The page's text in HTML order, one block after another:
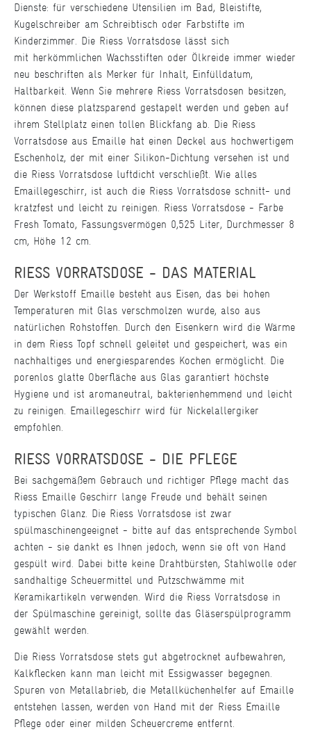
Dienste: für verschiedene Utensilien im Bad, Bleistifte,
Kugelschreiber am Schreibtisch oder Farbstifte im
Kinderzimmer. Die Riess Vorratsdose lässt sich
mit herkömmlichen Wachsstiften oder Ölkreide immer wieder
neu beschriften als Merker für Inhalt, Einfülldatum,
Haltbarkeit. Wenn Sie mehrere Riess Vorratsdosen besitzen,
können diese platzsparend gestapelt werden und geben auf
ihrem Stellplatz einen tollen Blickfang ab. Die Riess
Vorratsdose aus Emaille hat einen Deckel aus hochwertigem
Eschenholz, der mit einer Silikon-Dichtung versehen ist und
die Riess Vorratsdose luftdicht verschließt. Wie alles
Emaillegeschirr, ist auch die Riess Vorratsdose schnitt- und
kratzfest und leicht zu reinigen. Riess Vorratsdose - Farbe
Fresh Tomato, Fassungsvermögen 0,525 Liter, Durchmesser 8
cm, Höhe 12 cm.
RIESS VORRATSDOSE - DAS MATERIAL
Der Werkstoff Emaille besteht aus Eisen, das bei hohen
Temperaturen mit Glas verschmolzen wurde, also aus
natürlichen Rohstoffen. Durch den Eisenkern wird die Wärme
in dem Riess Topf schnell geleitet und gespeichert, was ein
nachhaltiges und energiesparendes Kochen ermöglicht. Die
porenlos glatte Oberfläche aus Glas garantiert höchste
Hygiene und ist aromaneutral, bakterienhemmend und leicht
zu reinigen. Emaillegeschirr wird für Nickelallergiker
empfohlen.
RIESS VORRATSDOSE - DIE PFLEGE
Bei sachgemäßem Gebrauch und richtiger Pflege macht das
Riess Emaille Geschirr lange Freude und behält seinen
typischen Glanz. Die Riess Vorratsdose ist zwar
spülmaschinengeeignet - bitte auf das entsprechende Symbol
achten - sie dankt es Ihnen jedoch, wenn sie oft von Hand
gespült wird. Dabei bitte keine Drahtbürsten, Stahlwolle oder
sandhaltige Scheuermittel und Putzschwämme mit
Keramikartikeln verwenden. Wird die Riess Vorratsdose in
der Spülmaschine gereinigt, sollte das Gläserspülprogramm
gewählt werden.
Die Riess Vorratsdose stets gut abgetrocknet aufbewahren,
Kalkflecken kann man leicht mit Essigwasser begegnen.
Spuren von Metallabrieb, die Metallküchenhelfer auf Emaille
entstehen lassen, werden von Hand mit der Riess Emaille
Pflege oder einer milden Scheuercreme entfernt.